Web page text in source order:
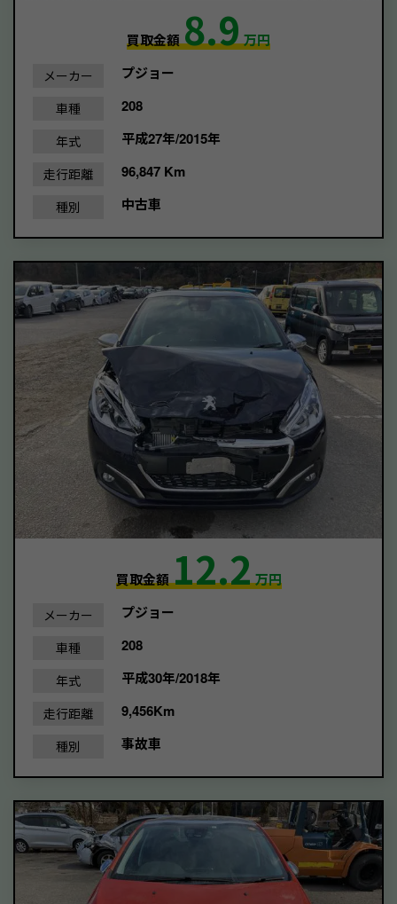
買取金額8.9万円
メーカー プジョー
車種 208
年式 平成27年/2015年
走行距離 96,847 Km
種別 中古車
買取金額12.2万円
メーカー プジョー
車種 208
年式 平成30年/2018年
走行距離 9,456Km
種別 事故車